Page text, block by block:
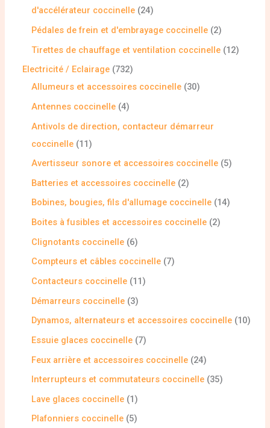
d'accélérateur coccinelle 24
Pédales de frein et d'embrayage coccinelle 2
Tirettes de chauffage et ventilation coccinelle 12
Electricité / Eclairage 732
Allumeurs et accessoires coccinelle 30
Antennes coccinelle 4
Antivols de direction, contacteur démarreur
coccinelle 11
Avertisseur sonore et accessoires coccinelle 5
Batteries et accessoires coccinelle 2
Bobines, bougies, fils d'allumage coccinelle 14
Boites à fusibles et accessoires coccinelle 2
Clignotants coccinelle 6
Compteurs et câbles coccinelle 7
Contacteurs coccinelle 11
Démarreurs coccinelle 3
Dynamos, alternateurs et accessoires coccinelle 10
Essuie glaces coccinelle 7
Feux arrière et accessoires coccinelle 24
Interrupteurs et commutateurs coccinelle 35
Lave glaces coccinelle 1
Plafonniers coccinelle 5